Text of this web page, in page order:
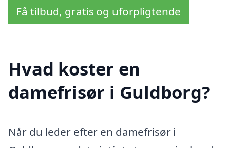
Få tilbud, gratis og uforpligtende
Hvad koster en
damefrisør i Guldborg?
Når du leder efter en damefrisør i